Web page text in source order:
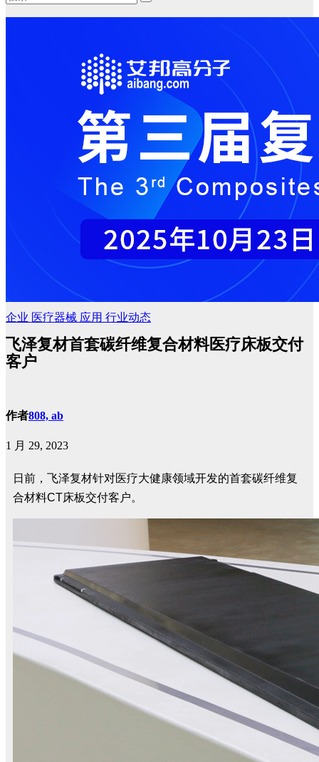
企业 医疗器械 应用 行业动态
飞泽复材首套碳纤维复合材料医疗床板交付
客户
作者808, ab
1 月 29, 2023
日前，飞泽复材针对医疗大健康领域开发的首套碳纤维复
合材料CT床板交付客户。